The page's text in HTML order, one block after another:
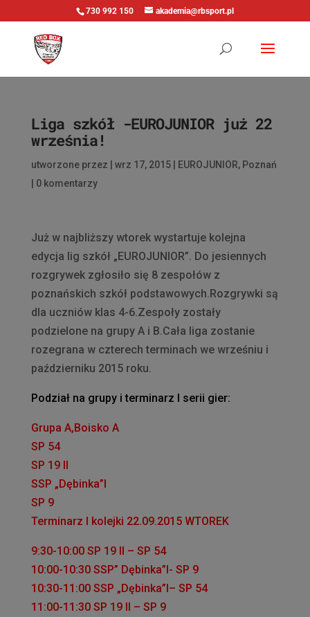
730 992 150 akademia@rbsport.pl
Liga szkół -EUROJUNIOR już 22
września!
utworzone przez wrz 17, 2015| EUROJUNIOR, Poznań
0 komentarzy
Już w najbliższy wtorek wystartuje kolejna
edycja lig szkół „EUROJUNIOR”. Do jesiennych
rozgrywek zgłosiło się 8 zespołów z
poznańskich szkół podstawowych.Rozgrywki są
dla uczniów klas 4-6.Zespoły zostały
podzielone na grupy A i B.Cała liga zostanie
rozegrana w czterech terminach we wrześniu i
październiku 2015 roku.
Podział na grupy i terminarz I serii gier:
Grupa A,Boisko A
SP 54
SP 19 II
SSP „Dębinka”I
SP 9
Terminarz I kolejki 22.09.2015 WTOREK
9:30-10:00 SP 19 II – SP 54
10:00-10:30 SSP” Dębinka”I- SP 9
10:30-11:00 SSP „Dębinka”I– SP 54
11:00-11:30 SP 19 II – SP 9